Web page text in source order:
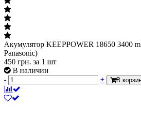
Акумулятор KEEPPOWER 18650 3400
Panasonic)
450 грн. за 1 шт
В наличии
-
+ В